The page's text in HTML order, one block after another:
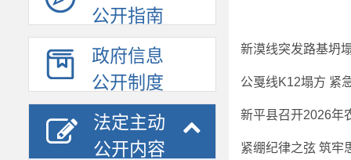
公开指南
政府信息
公开制度
法定主动
公开内容
新漠线突发路基坍
公戛线K12塌方 紧
新平县召开2026年